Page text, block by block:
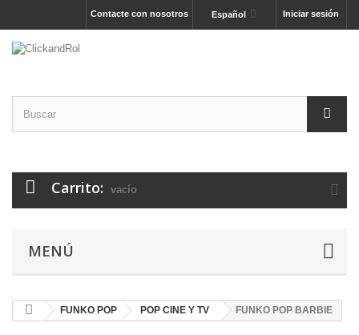
Iniciar sesión
Español
Contacte con nosotros
Carrito: vacío
MENÚ
FUNKO POP POP CINE Y TV FUNKO POP BARBIE